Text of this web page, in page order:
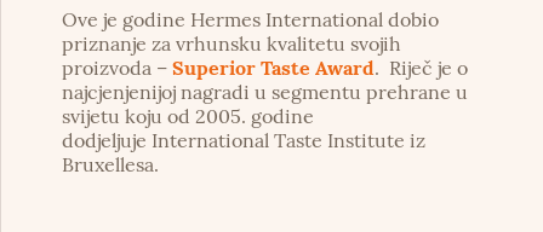
Ove je godine Hermes International dobio
priznanje za vrhunsku kvalitetu svojih
proizvoda – Superior Taste Award. Riječ je o
najcjenjenijoj nagradi u segmentu prehrane u
svijetu koju od 2005. godine
dodjeljuje International Taste Institute iz
Bruxellesa.